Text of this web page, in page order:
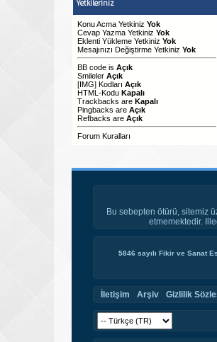
Yetkileriniz
Konu Acma Yetkiniz Yok
Cevap Yazma Yetkiniz Yok
Eklenti Yükleme Yetkiniz Yok
Mesajınızı Değiştirme Yetkiniz Yok
BB codeis Açık
Smileler Açık
[IMG]Kodları Açık
HTML-Kodu Kapalı
Trackbacks are Kapalı
Pingbacks are Açık
Refbacks are Açık
Forum Kuralları
Bu sebepten ötürü, sitemiz
etmemektedir.
5846 sayılı Fikir ve Sanat
İletişim Arşiv Gizlilik